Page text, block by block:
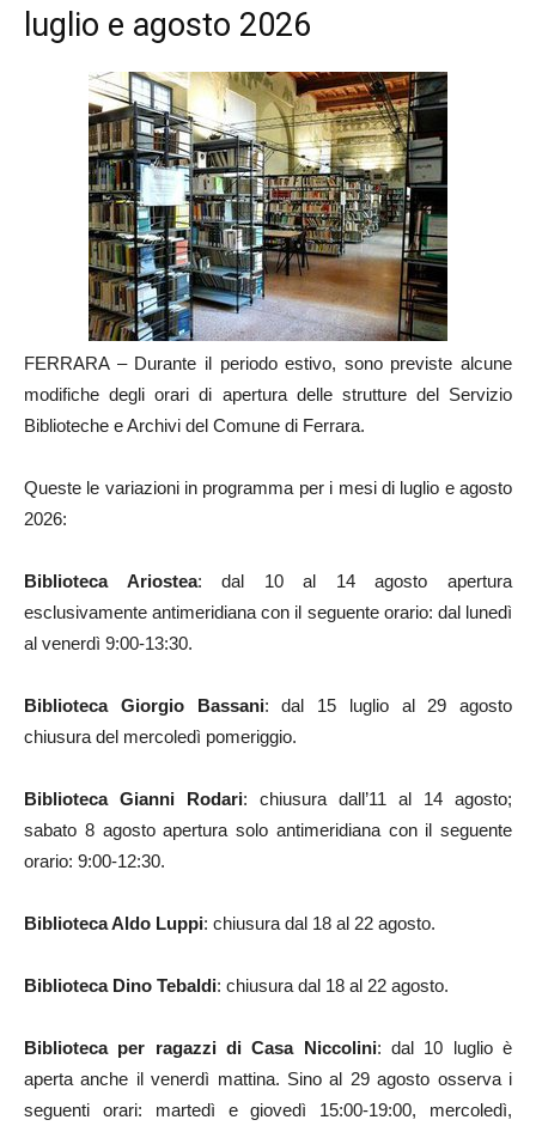
luglio e agosto 2026
FERRARA – Durante il periodo estivo, sono previste alcune
modifiche degli orari di apertura delle strutture del Servizio
Biblioteche e Archivi del Comune di Ferrara.
Queste le variazioni in programma per i mesi di luglio e agosto
2026:
Biblioteca Ariostea: dal 10 al 14 agosto apertura
esclusivamente antimeridiana con il seguente orario: dal lunedì
al venerdì 9:00-13:30.
Biblioteca Giorgio Bassani: dal 15 luglio al 29 agosto
chiusura del mercoledì pomeriggio.
Biblioteca Gianni Rodari: chiusura dall’11 al 14 agosto;
sabato 8 agosto apertura solo antimeridiana con il seguente
orario: 9:00-12:30.
Biblioteca Aldo Luppi: chiusura dal 18 al 22 agosto.
Biblioteca Dino Tebaldi: chiusura dal 18 al 22 agosto.
Biblioteca per ragazzi di Casa Niccolini: dal 10 luglio è
aperta anche il venerdì mattina. Sino al 29 agosto osserva i
seguenti orari: martedì e giovedì 15:00-19:00, mercoledì,